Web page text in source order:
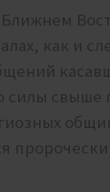
как и
силы